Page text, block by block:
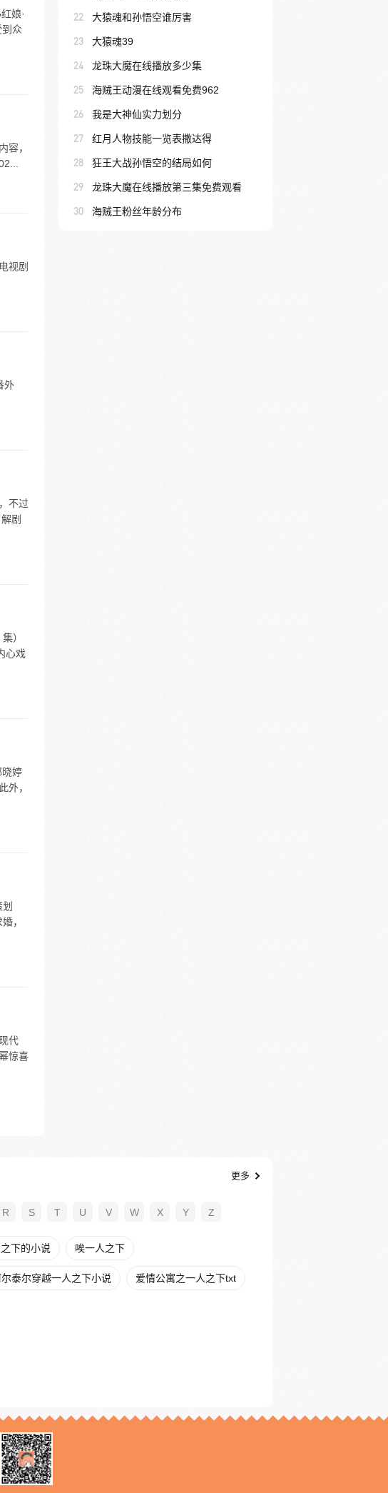
娘·
到众
容，
视剧
外
不过
剧
）
心戏
晓婷
外，
，
代
惊喜
22 大猿魂和孙悟空谁厉害
23 大猿魂39
24 龙珠大魔在线播放多少集
25 海贼王动漫在线观看免费962
26 我是大神仙实力划分
27 红月人物技能一览表撒达得
28 狂王大战孙悟空的结局如何
29 龙珠大魔在线播放第三集免费观看
30 海贼王粉丝年龄分布
更多
R S T U V W X Y Z
下的小说 唉一人之下
尔泰尔穿越一人之下小说 爱情公寓之一人之下txt